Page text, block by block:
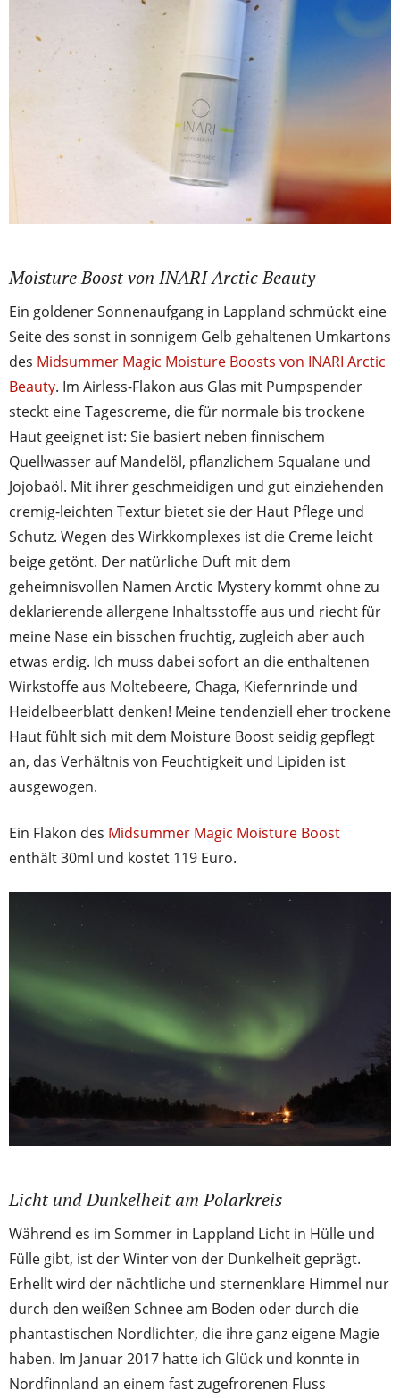
Moisture Boost von INARI Arctic Beauty
Ein goldener Sonnenaufgang in Lappland schmückt eine
Seite des sonst in sonnigem Gelb gehaltenen Umkartons
des Midsummer Magic Moisture Boosts von INARI Arctic
Beauty. Im Airless-Flakon aus Glas mit Pumpspender
steckt eine Tagescreme, die für normale bis trockene
Haut geeignet ist: Sie basiert neben finnischem
Quellwasser auf Mandelöl, pflanzlichem Squalane und
Jojobaöl. Mit ihrer geschmeidigen und gut einziehenden
cremig-leichten Textur bietet sie der Haut Pflege und
Schutz. Wegen des Wirkkomplexes ist die Creme leicht
beige getönt. Der natürliche Duft mit dem
geheimnisvollen Namen Arctic Mystery kommt ohne zu
deklarierende allergene Inhaltsstoffe aus und riecht für
meine Nase ein bisschen fruchtig, zugleich aber auch
etwas erdig. Ich muss dabei sofort an die enthaltenen
Wirkstoffe aus Moltebeere, Chaga, Kiefernrinde und
Heidelbeerblatt denken! Meine tendenziell eher trockene
Haut fühlt sich mit dem Moisture Boost seidig gepflegt
an, das Verhältnis von Feuchtigkeit und Lipiden ist
ausgewogen.
Ein Flakon des Midsummer Magic Moisture Boost
enthält 30ml und kostet 119 Euro.
Licht und Dunkelheit am Polarkreis
Während es im Sommer in Lappland Licht in Hülle und
Fülle gibt, ist der Winter von der Dunkelheit geprägt.
Erhellt wird der nächtliche und sternenklare Himmel nur
durch den weißen Schnee am Boden oder durch die
phantastischen Nordlichter, die ihre ganz eigene Magie
haben. Im Januar 2017 hatte ich Glück und konnte in
Nordfinnland an einem fast zugefrorenen Fluss